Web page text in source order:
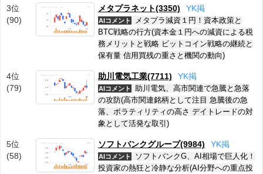
3位
(90)
メタプラネット(3350) YK掲
AIコメント
メタプラ減資１円！資本政策と
BTC戦略の行方(資本金１円への減資による税
務メリットと戦略 ビットコイン戦略の継続と
保有量 信用買残の重さと機関の動向)
4位
(79)
助川電気工業(7711) YK掲
AIコメント
助川電気、高市関連で急騰と急落
の攻防(高市関連銘柄として注目 急騰後の急
落、ボラティリティの高さ デイトレードの対
象として活発な取引)
5位
(58)
ソフトバンクグループ(9984) YK掲
AIコメント
ソフトバンクG、AI相場で巨人化！
投資家の熱狂と冷静な分析(AI分野への重点投